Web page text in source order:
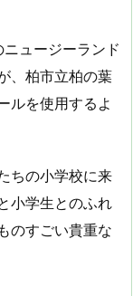
ュージーランド
、柏市立柏の葉
ルを使用するよ
ちの小学校に来
小学生とのふれ
のすごい貴重な